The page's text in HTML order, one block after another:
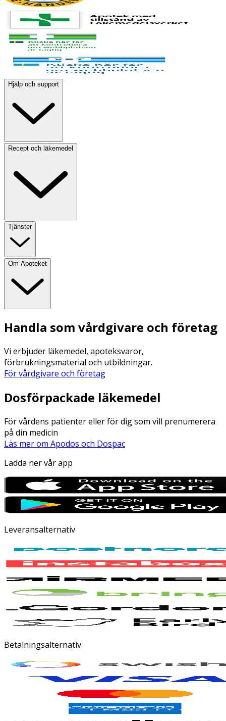
Hjälp och support
Recept och läkemedel
Tjänster
Om Apoteket
Handla som vårdgivare och företag
Vi erbjuder läkemedel, apoteksvaror,
förbrukningsmaterial och utbildningar.
För vårdgivare och företag
Dosförpackade läkemedel
För vårdens patienter eller för dig som vill prenumerera
på din medicin
Läs mer om Apodos och Dospac
Ladda ner vår app
Leveransalternativ
Betalningsalternativ